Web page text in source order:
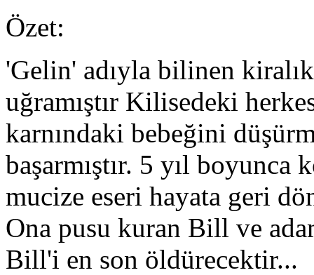
Özet:
'Gelin' adıyla bilinen
uğramıştır Kilisedeki
karnındaki bebeğini
başarmıştır. 5 yıl boyunca
mucize eseri hayata geri
Ona pusu kuran Bill ve
Bill'i en son öldürecektir...